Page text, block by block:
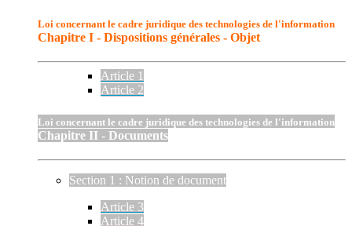
Loi concernant le cadre juridique des technologies de l'information
Chapitre I - Dispositions générales - Objet
Article 1
Article 2
Loi concernant le cadre juridique des technologies de l'information
Chapitre II - Documents
Section 1 : Notion de document
Article 3
Article 4